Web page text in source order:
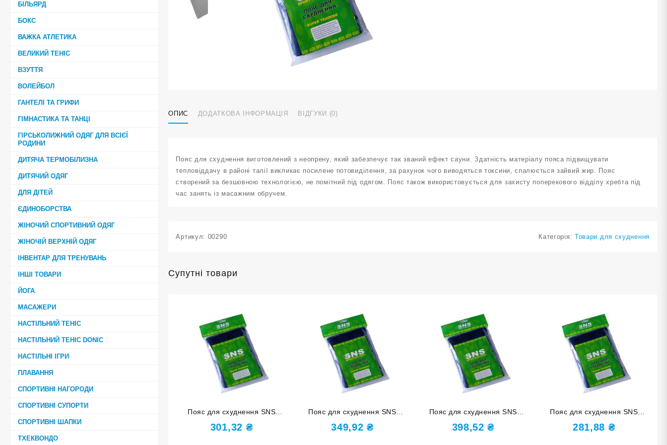
БІЛЬЯРД
БОКС
ВАЖКА АТЛЕТИКА
ВЕЛИКИЙ ТЕНІС
ВЗУТТЯ
ВОЛЕЙБОЛ
ГАНТЕЛІ ТА ГРИФИ
ГІМНАСТИКА ТА ТАНЦІ
ГІРСЬКОЛИЖНИЙ ОДЯГ ДЛЯ ВСІЄЇ
РОДИНИ
ДИТЯЧА ТЕРМОБІЛИЗНА
ДИТЯЧИЙ ОДЯГ
ДЛЯ ДІТЕЙ
ЄДИНОБОРСТВА
ЖІНОЧИЙ СПОРТИВНИЙ ОДЯГ
ЖІНОЧІЙ ВЕРХНІЙ ОДЯГ
ІНВЕНТАР ДЛЯ ТРЕНУВАНЬ
ІНШІ ТОВАРИ
ЙОГА
МАСАЖЕРИ
НАСТІЛЬНИЙ ТЕНІС
НАСТІЛЬНИЙ ТЕНІС DONIC
НАСТІЛЬНІ ІГРИ
ПЛАВАННЯ
СПОРТИВНІ НАГОРОДИ
СПОРТИВНІ СУПОРТИ
СПОРТИВНІ ШАПКИ
ТХЕКВОНДО
ОПИС ДОДАТКОВА ІНФОРМАЦІЯ ВІДГУКИ (0)
Пояс для схуднення виготовлений з неопрену, який забезпечує так званий ефект сауни. Здатність матеріалу пояса підвищувати
тепловіддачу в районі талії викликає посилене потовиділення, за рахунок чого виводяться токсини, спалюється зайвий жир. Пояс
створений за безшовною технологією, не помітний під одягом. Пояс також використовується для захисту поперекового відділу хребта під
час занять із масажним обручем.
Артикул: 00290 Категорія: Товари для схуднення
Супутні товари
Пояс для схуднення SNS
неопреновий 23х105
301,32 ₴
Пояс для схуднення SNS
неопреновий 20-100-6
349,92₴
Пояс для схуднення SNS
неопреновий 25-100-6
398,52₴
Пояс для схуднення SNS
неопреновий 20-100-4
281,88 ₴